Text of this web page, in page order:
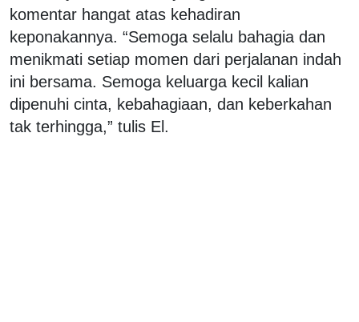
komentar hangat atas kehadiran
keponakannya. “Semoga selalu bahagia dan
menikmati setiap momen dari perjalanan indah
ini bersama. Semoga keluarga kecil kalian
dipenuhi cinta, kebahagiaan, dan keberkahan
tak terhingga,” tulis El.